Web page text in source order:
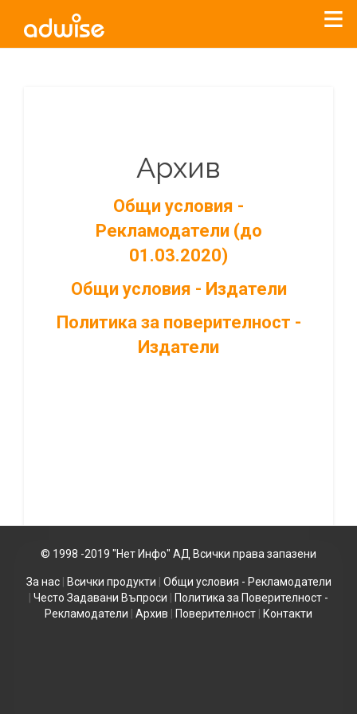
Архив
Общи условия -
Рекламодатели (до
01.03.2020)
Общи условия - Издатели
Политика за поверителност -
Издатели
© 1998 -2019 "Нет Инфо" АД Всички права запазени
За нас| Всички продукти
Общи условия - Рекламодатели
Често Задавани Въпроси
Политика за Поверителност -
Рекламодатели
Архив Поверителност Контакти